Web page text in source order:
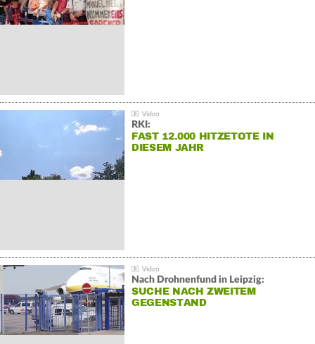
RKI:
FAST 12.000 HITZETOTE IN
DIESEM JAHR
Nach Drohnenfund in Leipzig:
SUCHE NACH ZWEITEM
GEGENSTAND